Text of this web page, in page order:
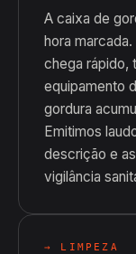
A caixa de
hora
chega rápido,
equipamento
gordura
Emitimos
descrição e
vigilância
→ LIMPEZA